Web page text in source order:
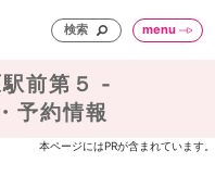
検索 menu
前第５ -
予約情報
本ページにはPRが含まれています。